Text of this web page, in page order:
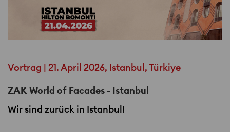
Vortrag | 21. April 2026, Istanbul, Türkiye
ZAK World of Facades - Istanbul
Wir sind zurück in Istanbul!